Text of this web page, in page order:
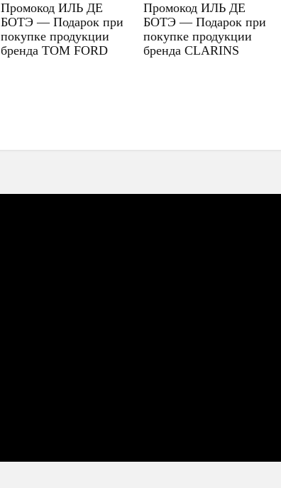
Промокод ИЛЬ ДЕ
БОТЭ — Подарок при
покупке продукции
бренда TOM FORD
Промокод ИЛЬ ДЕ
БОТЭ — Подарок при
покупке продукции
бренда CLARINS